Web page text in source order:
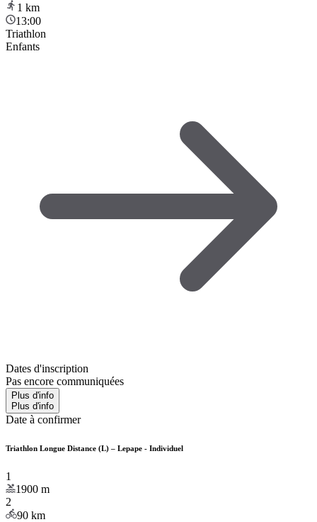
1 km
13:00
Triathlon
Enfants
Dates d'inscription
Pas encore communiquées
Plus d'info
Plus d'info
Date à confirmer
Triathlon Longue Distance (L) – Lepape - Individuel
1
1900 m
2
90 km